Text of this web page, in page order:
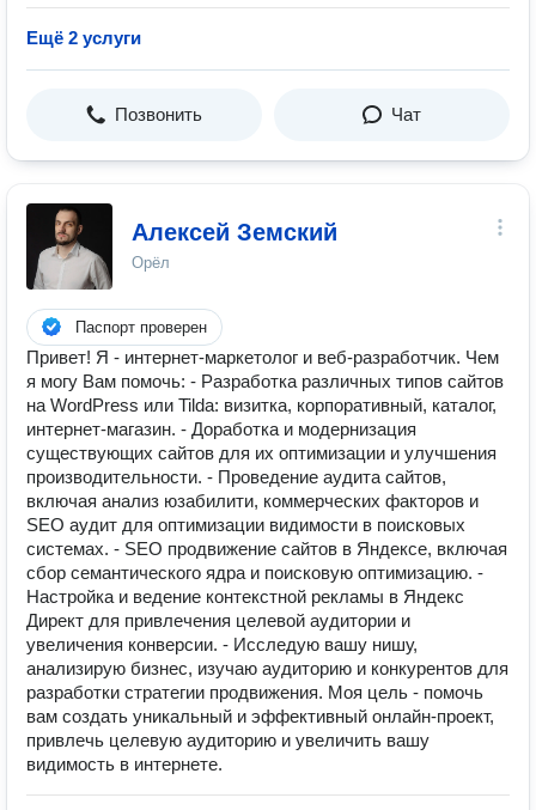
Ещё 2 услуги
Позвонить Чат
Алексей Земский
Орёл
Паспорт проверен
Привет! Я - интернет-маркетолог и веб-разработчик. Чем
я могу Вам помочь: - Разработка различных типов сайтов
на WordPress или Tilda: визитка, корпоративный, каталог,
интернет-магазин. - Доработка и модернизация
существующих сайтов для их оптимизации и улучшения
производительности. - Проведение аудита сайтов,
включая анализ юзабилити, коммерческих факторов и
SEO аудит для оптимизации видимости в поисковых
системах. - SEO продвижение сайтов в Яндексе, включая
сбор семантического ядра и поисковую оптимизацию. -
Настройка и ведение контекстной рекламы в Яндекс
Директ для привлечения целевой аудитории и
увеличения конверсии. - Исследую вашу нишу,
анализирую бизнес, изучаю аудиторию и конкурентов для
разработки стратегии продвижения. Моя цель - помочь
вам создать уникальный и эффективный онлайн-проект,
привлечь целевую аудиторию и увеличить вашу
видимость в интернете.